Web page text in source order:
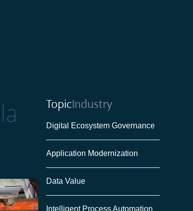
TopicIndustry
Digital Ecosystem Governance
Application Modernization
Data Value
Intelligent Process Automation